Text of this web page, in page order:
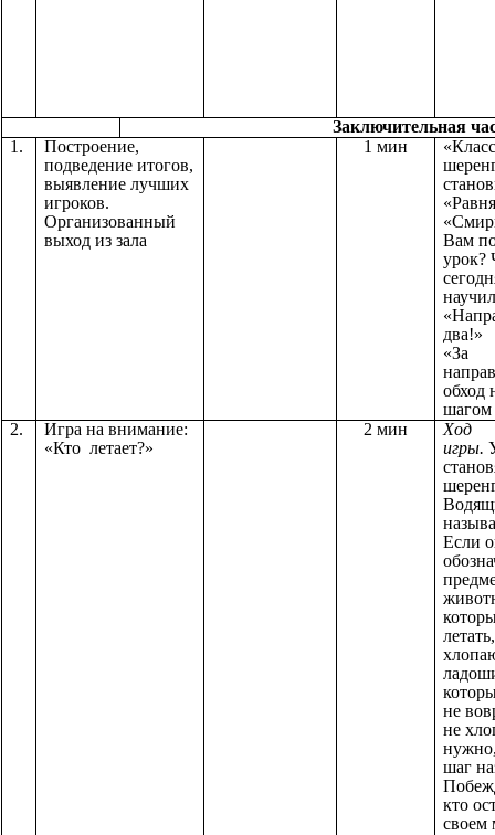
Заключительная
1.
Построение,
подведение итогов,
выявление лучших
игроков.
Организованный
выход из зала
1 мин
Вам
урок?
два!»
«За
обход
2.
Игра на внимание:
«Кто летает?»
2 мин
Ход
игры.
Если
не
не
шаг
кто
своем